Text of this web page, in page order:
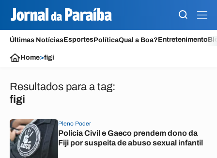
Últimas NotíciasEsportesPolíticaQual a Boa?Entretenimento
Home>figi
Resultados para a tag:
figi
Pleno Poder
Polícia Civil e Gaeco prendem dono da
Fiji por suspeita de abuso sexual infantil